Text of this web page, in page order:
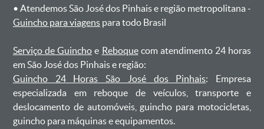
ㅤㅤ• Atendemos São José dos Pinhais e região metropolitana -
Guincho para viagenspara todo Brasil
Serviço de Guincho e Reboquecom atendimento 24 horas
em São José dos Pinhais e região:
Guincho 24 Horas São José dos Pinhais: Empresa
especializada em reboque de veículos, transporte e
deslocamento de automóveis, guincho para motocicletas,
guincho para máquinas e equipamentos.